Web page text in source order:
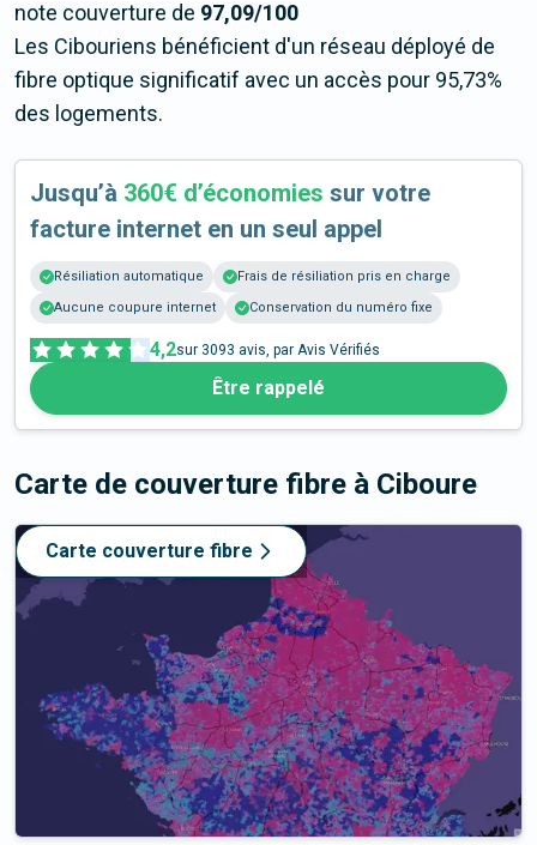
note couverture de 97,09/100
Les Cibouriens bénéficient d'un réseau déployé de
fibre optique significatif avec un accès pour 95,73%
des logements.
Jusqu’à 360€ d’économies sur votre
facture internet en un seul appel
Résiliation automatique
Frais de résiliation pris en charge
Aucune coupure internet
Conservation du numéro fixe
4,2sur 3093 avis, par Avis Vérifiés
Être rappelé
Carte de couverture fibre à Ciboure
Carte couverture fibre